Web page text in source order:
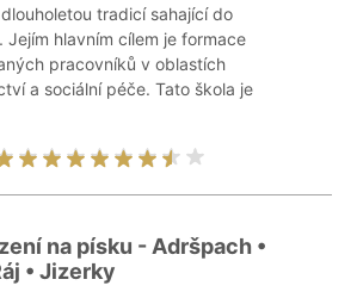
tradicí sahající do
Jejím hlavním cílem je formace
pracovníků v oblastích
a sociální péče. Tato škola je
na písku - Adršpach •
• Jizerky